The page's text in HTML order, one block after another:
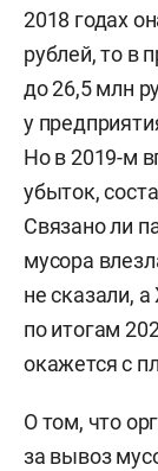
2018 годах
рублей, то в
до 26,5 млн
у
Но в 2019-м
убыток,
Связано ли
мусора
не сказали,
по итогам
окажется с
О том, что
за вывоз